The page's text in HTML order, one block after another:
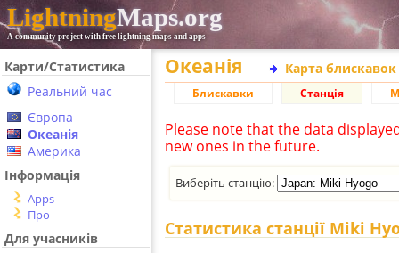
LightningMaps.org
A community project with free lightning maps and apps
Карти/Статистика
Реальний час
Європа
Океанія
Америка
Інформація
Apps
Про
Для учасників
Океанія Карта
Блискавки Станція
Please note that the data
new ones in the future.
Виберіть станцію:
Статистика станції Miki